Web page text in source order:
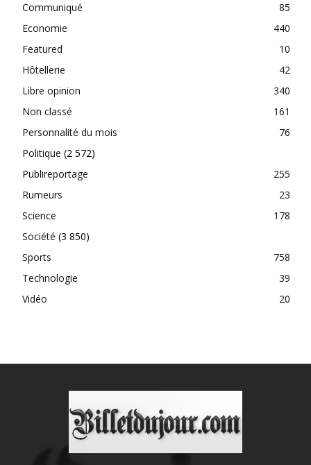
Communiqué
85
Economie
440
Featured
10
Hôtellerie
42
Libre opinion
340
Non classé
161
Personnalité du mois
76
Politique (2 572)
Publireportage
255
Rumeurs
23
Science
178
Société (3 850)
Sports
758
Technologie
39
Vidéo
20